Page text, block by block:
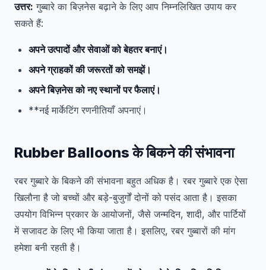
उत्तर: गुब्बारे का बिज़नेस बढ़ाने के लिए आप निम्नलिखित उपाय कर
सकते हैं:
अपने उत्पादों और सेवाओं को बेहतर बनाएं।
अपने ग्राहकों की जरूरतों को समझें।
अपने बिज़नेस को नए स्थानों पर फैलाएं।
**नई मार्केटिंग रणनीतियाँ अपनाएं।
Rubber Balloons के बिकने की संभावना
रबर गुब्बारे के बिकने की संभावना बहुत अधिक है। रबर गुब्बारे एक ऐसा
खिलौना है जो बच्चों और बड़े-बुजुर्गों दोनों को पसंद आता है। इसका
उपयोग विभिन्न प्रकार के आयोजनों, जैसे जन्मदिन, शादी, और पार्टियों
में सजावट के लिए भी किया जाता है। इसलिए, रबर गुब्बारों की मांग
हमेशा बनी रहती है।